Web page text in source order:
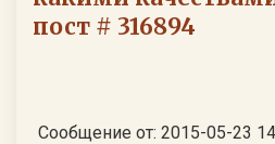
пост # 316894
Сообщение от: 2015-05-23